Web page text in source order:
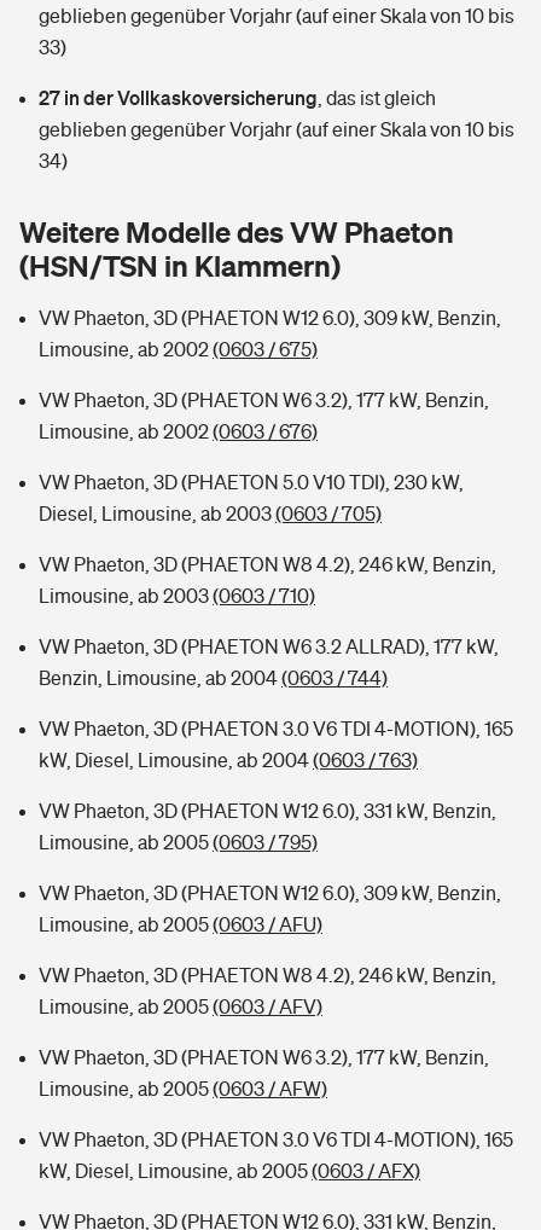
Zur Übersicht
Tools
Wer versichert was: Jetzt Versicherer finden
Sie haben Fragen?
Hundehalter-Haftpflicht
Handyversicherung
Musikinstrumentenversicherung
Kinderunfall-Check: Mehr Sicherheit für deine Kids
Typklassen: So ist Ihr Auto eingestuft
Tools
Wer versichert was: Jetzt Versicherer finden
Sie haben Fragen?
Rentenrechner: Wie viel Geld bekomme ich im Alter?
geblieben gegenüber Vorjahr (auf einer Skala von 10 bis
33)
27 in der Vollkaskoversicherung das ist gleich
geblieben gegenüber Vorjahr (auf einer Skala von 10 bis
34)
Weitere Modelle des VW Phaeton
(HSN/TSN in Klammern)
VW Phaeton, 3D (PHAETON W12 6.0), 309 kW, Benzin,
Limousine, ab 2002(0603 / 675)
VW Phaeton, 3D (PHAETON W6 3.2), 177 kW, Benzin,
Limousine, ab 2002(0603 / 676)
VW Phaeton, 3D (PHAETON 5.0 V10 TDI), 230 kW,
Diesel, Limousine, ab 2003(0603 / 705)
VW Phaeton, 3D (PHAETON W8 4.2), 246 kW, Benzin,
Limousine, ab 2003(0603 / 710)
VW Phaeton, 3D (PHAETON W6 3.2 ALLRAD), 177 kW,
Benzin, Limousine, ab 2004(0603 / 744)
VW Phaeton, 3D (PHAETON 3.0 V6 TDI 4-MOTION), 165
kW, Diesel, Limousine, ab 2004(0603 / 763)
VW Phaeton, 3D (PHAETON W12 6.0), 331 kW, Benzin,
Limousine, ab 2005(0603 / 795)
VW Phaeton, 3D (PHAETON W12 6.0), 309 kW, Benzin,
Limousine, ab 2005(0603 / AFU)
VW Phaeton, 3D (PHAETON W8 4.2), 246 kW, Benzin,
Limousine, ab 2005(0603 / AFV)
VW Phaeton, 3D (PHAETON W6 3.2), 177 kW, Benzin,
Limousine, ab 2005(0603 / AFW)
VW Phaeton, 3D (PHAETON 3.0 V6 TDI 4-MOTION), 165
kW, Diesel, Limousine, ab 2005(0603 / AFX)
VW Phaeton, 3D (PHAETON W12 6.0), 331 kW, Benzin,